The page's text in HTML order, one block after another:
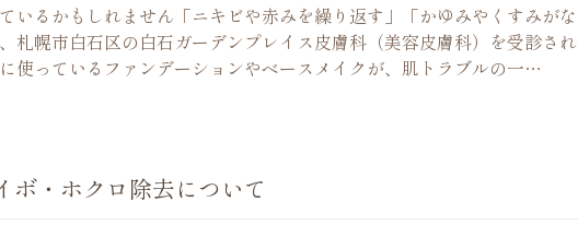
いるかもしれません「ニキビや赤みを繰り返す」「かゆみやくすみがな
札幌市白石区の白石ガーデンプレイス皮膚科（美容皮膚科）を受診され
使っているファンデーションやベースメイクが、肌トラブルの一…
ボ・ホクロ除去について